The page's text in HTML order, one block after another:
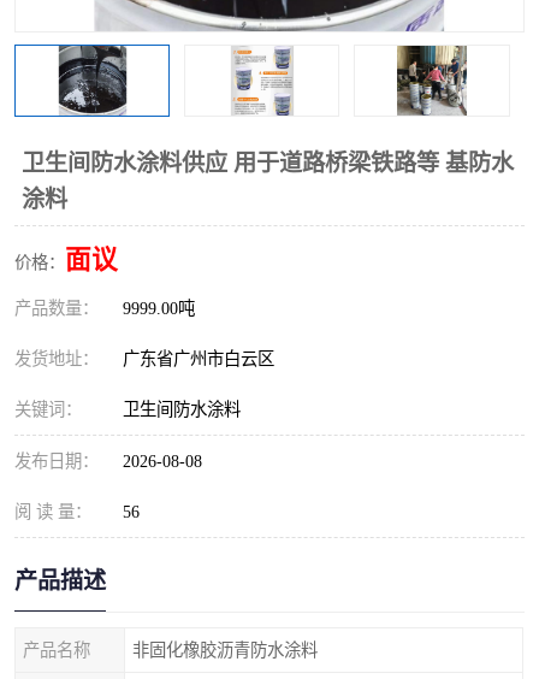
卫生间防水涂料供应 用于道路桥梁铁路等 基防水
涂料
价格： 面议
产品数量： 9999.00吨
发货地址： 广东省广州市白云区
关键词： 卫生间防水涂料
发布日期： 2026-08-08
阅 读 量： 56
产品描述
产品名称 非固化橡胶沥青防水涂料